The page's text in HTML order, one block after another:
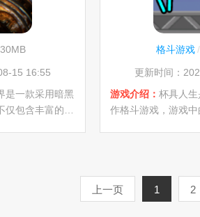
15 16:55
是一款采用暗黑
包含丰富的内
格斗游戏 /
更新时间：
游戏介绍：杯具人
作格斗游戏，游戏
游戏风格简约，打
致的战斗体验。挑
上一页 1 2